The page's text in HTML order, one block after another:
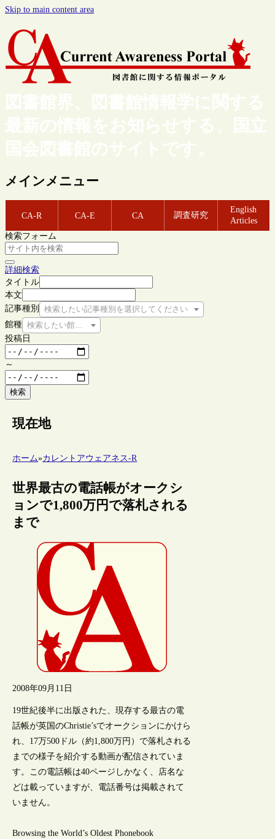
Skip to main content area
図書館界、図書館情報学に関する
最新の情報をお知らせする、国立
国会図書館のサイトです。
メインメニュー
CA-R CA-E CA 調査研究
English
Articles
検索フォーム
詳細検索
タイトル
本文
記事種別
検索したい記事種別を選択してください
館種 検索したい館種を選択してください
投稿日
～
検索
現在地
ホーム»カレントアウェアネス-R
世界最古の電話帳がオークシ
ョンで1,800万円で落札される
まで
2008年09月11日
19世紀後半に出版された、現存する最古の電
話帳が英国のChristie’sでオークションにかけら
れ、17万500ドル（約1,800万円）で落札される
までの様子を紹介する動画が配信されていま
す。この電話帳は40ページしかなく、店名な
どは載っていますが、電話番号は掲載されて
いません。
Browsing the World’s Oldest Phonebook